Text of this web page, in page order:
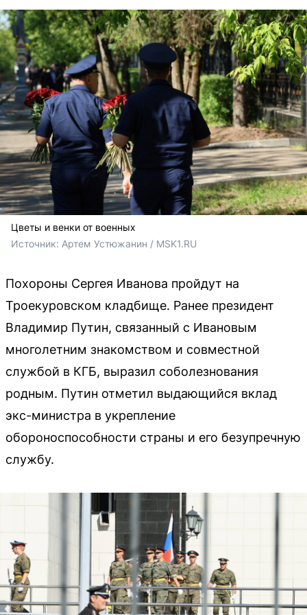
Цветы и венки от военных
Источник: Артем Устюжанин / MSK1.RU
Похороны Сергея Иванова пройдут на
Троекуровском кладбище. Ранее президент
Владимир Путин, связанный с Ивановым
многолетним знакомством и совместной
службой в КГБ, выразил соболезнования
родным. Путин отметил выдающийся вклад
экс-министра в укрепление
обороноспособности страны и его безупречную
службу.